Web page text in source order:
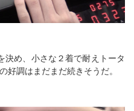
決め、小さな２着で耐えトータ
好調はまだまだ続きそうだ。